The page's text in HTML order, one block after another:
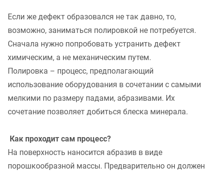
Если же дефект образовался не так давно, то,
возможно, заниматься полировкой не потребуется.
Сначала нужно попробовать устранить дефект
химическим, а не механическим путем.
Полировка – процесс, предполагающий
использование оборудования в сочетании с самыми
мелкими по размеру падами, абразивами. Их
сочетание позволяет добиться блеска минерала.
Как проходит сам процесс?
На поверхность наносится абразив в виде
порошкообразной массы. Предварительно он должен